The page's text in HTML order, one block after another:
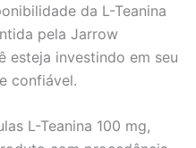
da L-Teanina
pela Jarrow
esteja investindo em seu
confiável.
L-Teanina 100 mg,